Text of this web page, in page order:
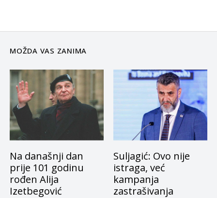
MOŽDA VAS ZANIMA
Na današnji dan
prije 101 godinu
rođen Alija
Izetbegović
Suljagić: Ovo nije
istraga, već
kampanja
zastrašivanja